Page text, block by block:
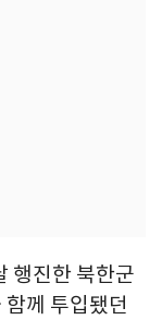
행진한 북한군
께 투입됐던